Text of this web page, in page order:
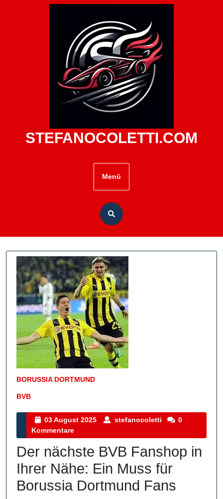
STEFANOCOLETTI.COM
Menü
BORUSSIA DORTMUND
BVB
Kategorie
03 August 2025
03
2025
stefanocoletti stefanocoletti
0
Kommentare
Der nächste BVB Fanshop in
Ihrer Nähe: Ein Muss für
Borussia Dortmund Fans